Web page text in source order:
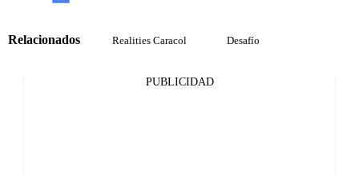
Relacionados Realities Caracol Desafío
PUBLICIDAD